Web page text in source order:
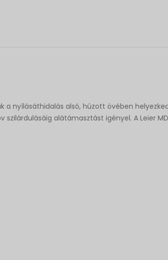
nyílásáthidalás alsó, húzott övében
alátámasztást igényel. A Leier